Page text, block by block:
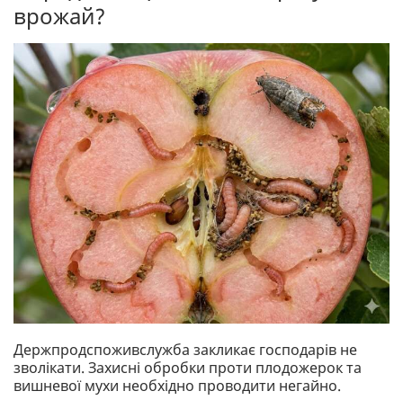
врожай?
Держпродспоживслужба закликає господарів не
зволікати. Захисні обробки проти плодожерок та
вишневої мухи необхідно проводити негайно.